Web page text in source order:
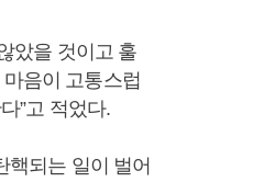
았을 것이고 훌
음이 고통스럽
”고 적었다.
핵되는 일이 벌어